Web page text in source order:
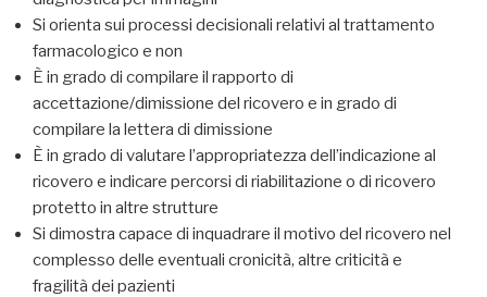
Si orienta sui processi decisionali relativi al trattamento
farmacologico e non
È in grado di compilare il rapporto di
accettazione/dimissione del ricovero e in grado di
compilare la lettera di dimissione
È in grado di valutare l’appropriatezza dell’indicazione al
ricovero e indicare percorsi di riabilitazione o di ricovero
protetto in altre strutture
Si dimostra capace di inquadrare il motivo del ricovero nel
complesso delle eventuali cronicità, altre criticità e
fragilità dei pazienti